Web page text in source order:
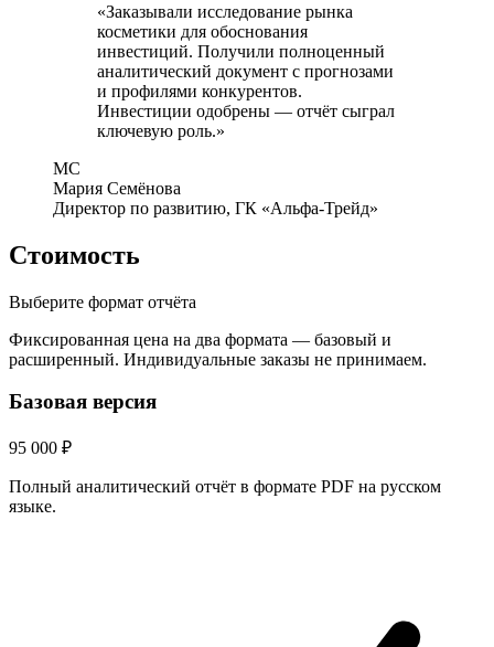
«Заказывали исследование рынка
косметики для обоснования
инвестиций. Получили полноценный
аналитический документ с прогнозами
и профилями конкурентов.
Инвестиции одобрены — отчёт сыграл
ключевую роль.»
МС
Мария Семёнова
Директор по развитию, ГК «Альфа-Трейд»
Стоимость
Выберите формат отчёта
Фиксированная цена на два формата — базовый и
расширенный. Индивидуальные заказы не принимаем.
Базовая версия
95 000 ₽
Полный аналитический отчёт в формате PDF на русском
языке.